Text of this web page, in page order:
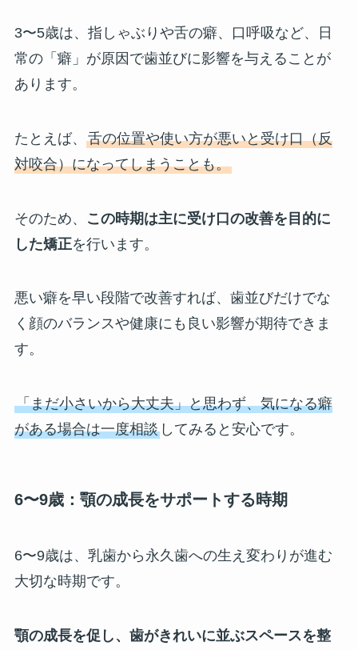
3〜5歳は、指しゃぶりや舌の癖、口呼吸など、日
常の「癖」が原因で歯並びに影響を与えることが
あります。
たとえば、 舌の位置や使い方が悪いと受け口（反
対咬合）になってしまうことも。
そのため、
この時期は主に受け口の改善を目的に
した矯正を行います。
悪い癖を早い段階で改善すれば、歯並びだけでな
く顔のバランスや健康にも良い影響が期待できま
す。
「まだ小さいから大丈夫」と思わず、気になる癖
がある場合は一度相談してみると安心です。
6〜9歳：顎の成長をサポートする時期
6〜9歳は、乳歯から永久歯への生え変わりが進む
大切な時期です。
顎の成長を促し、歯がきれいに並ぶスペースを整